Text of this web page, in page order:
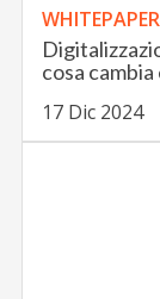
WHITEPAPER
cosa
17 Dic 2024